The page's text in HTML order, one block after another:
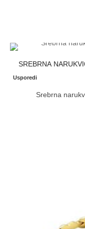
SREBRNA
Usporedi
Srebrna